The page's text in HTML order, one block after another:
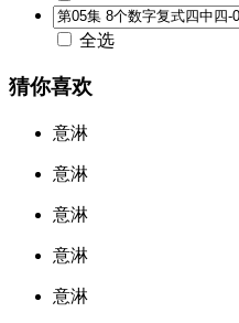
全选
猜你喜欢
意淋
意淋
意淋
意淋
意淋